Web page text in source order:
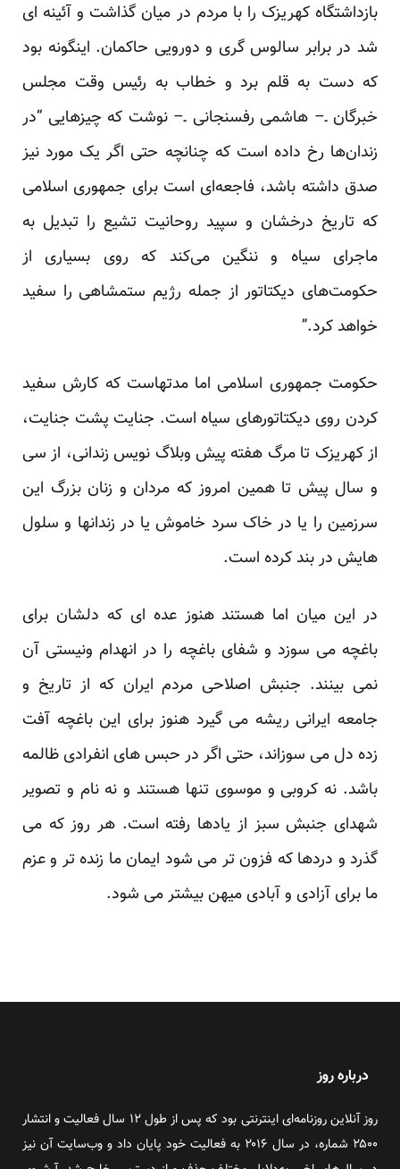
بازداشتگاه کهریزک را با مردم در میان گذاشت و آئینه ای
شد در برابر سالوس گری و دورویی حاکمان. اینگونه بود
که دست به قلم برد و خطاب به رئیس وقت مجلس
خبرگان ـ– هاشمی رفسنجانی ـ– نوشت که چیزهایی “در
زندان‌ها رخ داده است که چنانچه حتی اگر یک مورد نیز
صدق داشته باشد، فاجعه‌ای است برای جمهوری اسلامی
که تاریخ درخشان و سپید روحانیت تشیع را تبدیل به
ماجرای سیاه و ننگین می‌کند که روی بسیاری از
حکومت‌های دیکتاتور از جمله رژیم ستمشاهی را سفید
خواهد کرد.”
حکومت جمهوری اسلامی اما مدتهاست که کارش سفید
کردن روی دیکتاتورهای سیاه است. جنایت پشت جنایت،
از کهریزک تا مرگ هفته پیش وبلاگ نویس زندانی، از سی
و سال پیش تا همین امروز که مردان و زنان بزرگ این
سرزمین را یا در خاک سرد خاموش یا در زندانها و سلول
هایش در بند کرده است.
در این میان اما هستند هنوز عده ای که دلشان برای
باغچه می سوزد و شفای باغچه را در انهدام ونیستی آن
نمی بینند. جنبش اصلاحی مردم ایران که از تاریخ و
جامعه ایرانی ریشه می گیرد هنوز برای این باغچه آفت
زده دل می سوزاند، حتی اگر در حبس های انفرادی ظالمه
باشد. نه کروبی و موسوی تنها هستند و نه نام و تصویر
شهدای جنبش سبز از یادها رفته است. هر روز که می
گذرد و دردها که فزون تر می شود ایمان ما زنده تر و عزم
ما برای آزادی و آبادی میهن بیشتر می شود.
درباره روز
روز آنلاین روزنامه‌ای اینترنتی بود که پس از طول ۱۲ سال فعالیت و انتشار
۲۵۰۰ شماره، در سال ۲۰۱۶ به فعالیت خود پایان داد و وب‌سایت آن نیز